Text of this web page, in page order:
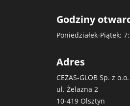
Godziny
Poniedziałek-Piątek:
Adres
CEZAS-GLOB Sp. z o.o.
ul. Żelazna 2
10-419 Olsztyn